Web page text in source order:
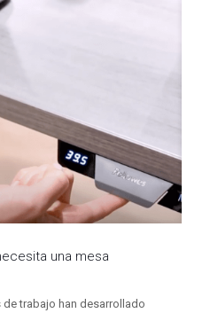
una mesa
trabajo han desarrollado